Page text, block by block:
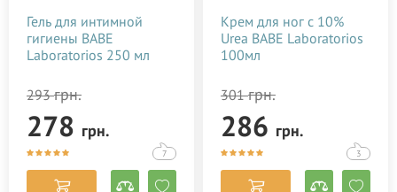
Гель для интимной
гигиены BABE
Laboratorios 250 мл
293грн.
278 грн.
7
Крем для ног с 10%
Urea BABE Laboratorios
100мл
301грн.
286 грн.
3